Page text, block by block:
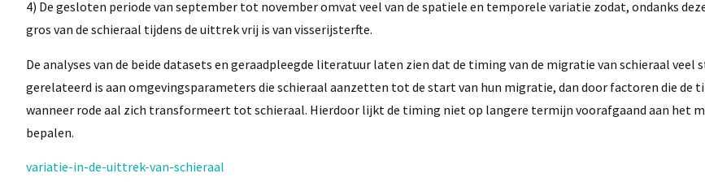
4) De gesloten periode van september tot november omvat veel van de spatiele en temporele variatie zodat, ondanks
gros van de schieraal tijdens de uittrek vrij is van visserijsterfte.
De analyses van de beide datasets en geraadpleegde literatuur laten zien dat de timing van de migratie van schieraal veel
gerelateerd is aan omgevingsparameters die schieraal aanzetten tot de start van hun migratie, dan door factoren die de
wanneer rode aal zich transformeert tot schieraal. Hierdoor lijkt de timing niet op langere termijn voorafgaand aan het
bepalen.
variatie-in-de-uittrek-van-schieraal